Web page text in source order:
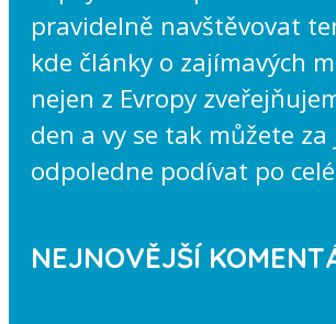
pravidelně navštěvovat
kde články o zajímavých
nejen z Evropy
den a vy se tak můžete za
odpoledne podívat po
NEJNOVĚJŠÍ